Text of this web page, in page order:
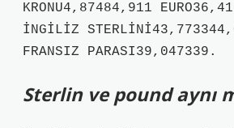
KRONU4,87484,911
İNGİLİZ
FRANSIZ PARASI39,047339.
Sterlin ve pound aynı